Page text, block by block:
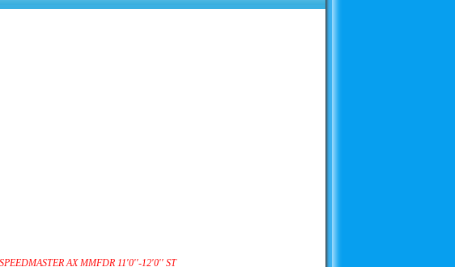
AX MMFDR 11'0''-12'0'' ST